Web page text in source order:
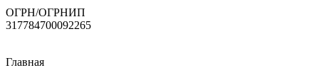
ОГРН/ОГРНИП
317784700092265
Главная